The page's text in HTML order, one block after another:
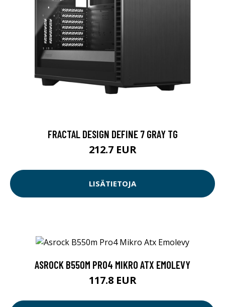
FRACTAL DESIGN DEFINE 7 GRAY TG
212.7 EUR
LISÄTIETOJA
ASROCK B550M PRO4 MIKRO ATX EMOLEVY
117.8 EUR